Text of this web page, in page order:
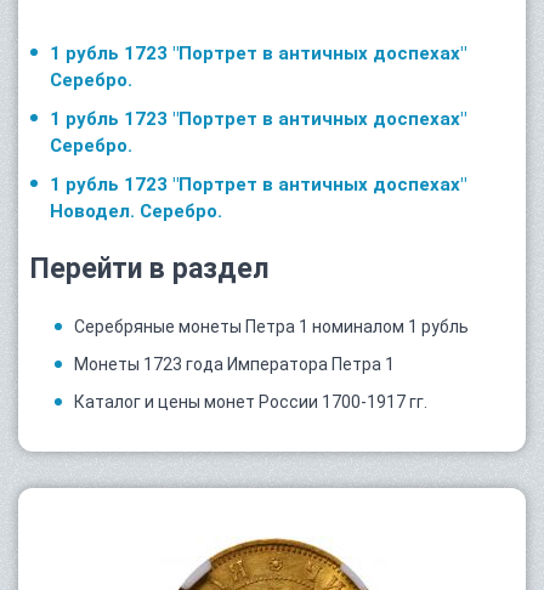
1 рубль 1723 "Портрет в античных доспехах"
Серебро.
1 рубль 1723 "Портрет в античных доспехах"
Серебро.
1 рубль 1723 "Портрет в античных доспехах"
Новодел. Серебро.
Перейти в раздел
Серебряные монеты Петра 1 номиналом 1 рубль
Монеты 1723 года Императора Петра 1
Каталог и цены монет России 1700-1917 гг.